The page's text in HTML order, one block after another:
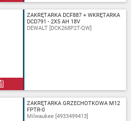
ZAKRĘTARKA DCF887 + WKRĘTARKA
DCD791 - 2X5 AH 18V
DEWALT [DCK268P2T-QW]
ZAKRĘTARKA GRZECHOTKOWA M12
FPTR-0
Milwaukee [4933499413]